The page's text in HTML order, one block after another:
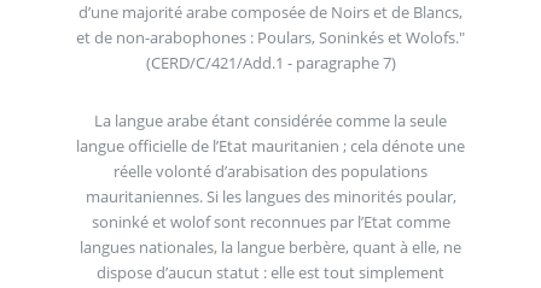
d’une majorité arabe composée de Noirs et de Blancs,
et de non-arabophones : Poulars, Soninkés et Wolofs."
(CERD/C/421/Add.1 - paragraphe 7)
La langue arabe étant considérée comme la seule
langue officielle de l’Etat mauritanien ; cela dénote une
réelle volonté d’arabisation des populations
mauritaniennes. Si les langues des minorités poular,
soninké et wolof sont reconnues par l’Etat comme
langues nationales, la langue berbère, quant à elle, ne
dispose d’aucun statut : elle est tout simplement